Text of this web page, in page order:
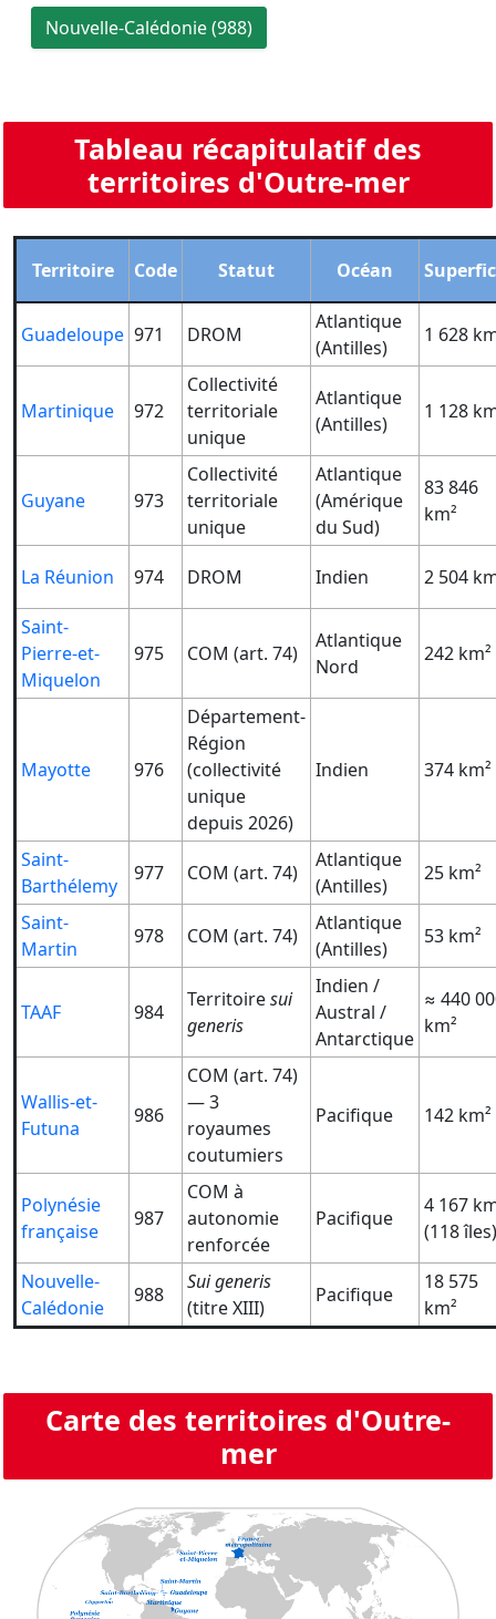
Nouvelle-Calédonie (988)
Tableau récapitulatif des
territoires d'Outre-mer
Territoire Code Statut Océan
Guadeloupe 971 DROM
Atlantique
(Antilles)
1 628
Martinique 972
Collectivité
territoriale
unique
Atlantique
(Antilles)
1 128
Guyane 973
Collectivité
territoriale
unique
Atlantique
(Amérique
du Sud)
83 846
km²
La Réunion 974 DROM Indien 2 504
Saint-
Pierre-et-
Miquelon
975 COM (art. 74)
Atlantique
Nord
242 km²
Mayotte 976
Département-
Région
(collectivité
unique
depuis 2026)
Indien 374 km²
Saint-
Barthélemy
977 COM (art. 74)
Atlantique
(Antilles)
25 km²
Saint-
Martin
978 COM (art. 74)
Atlantique
(Antilles)
53 km²
TAAF 984
Territoiresui
generis
Indien /
Austral /
Antarctique
≈ 440
km²
Wallis-et-
Futuna
986
COM (art. 74)
— 3
royaumes
coutumiers
Pacifique 142 km²
Polynésie
française
987
COM à
autonomie
renforcée
Pacifique
4 167
(118 îles)
Nouvelle-
Calédonie
988
Sui generis
(titre XIII)
Pacifique
18 575
km²
Carte des territoires d'Outre-
mer